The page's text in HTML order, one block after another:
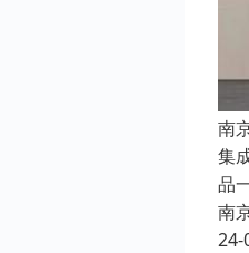
南
集
品
南
24-